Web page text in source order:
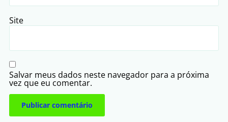
Site
Salvar meus dados neste navegador para a próxima
vez que eu comentar.